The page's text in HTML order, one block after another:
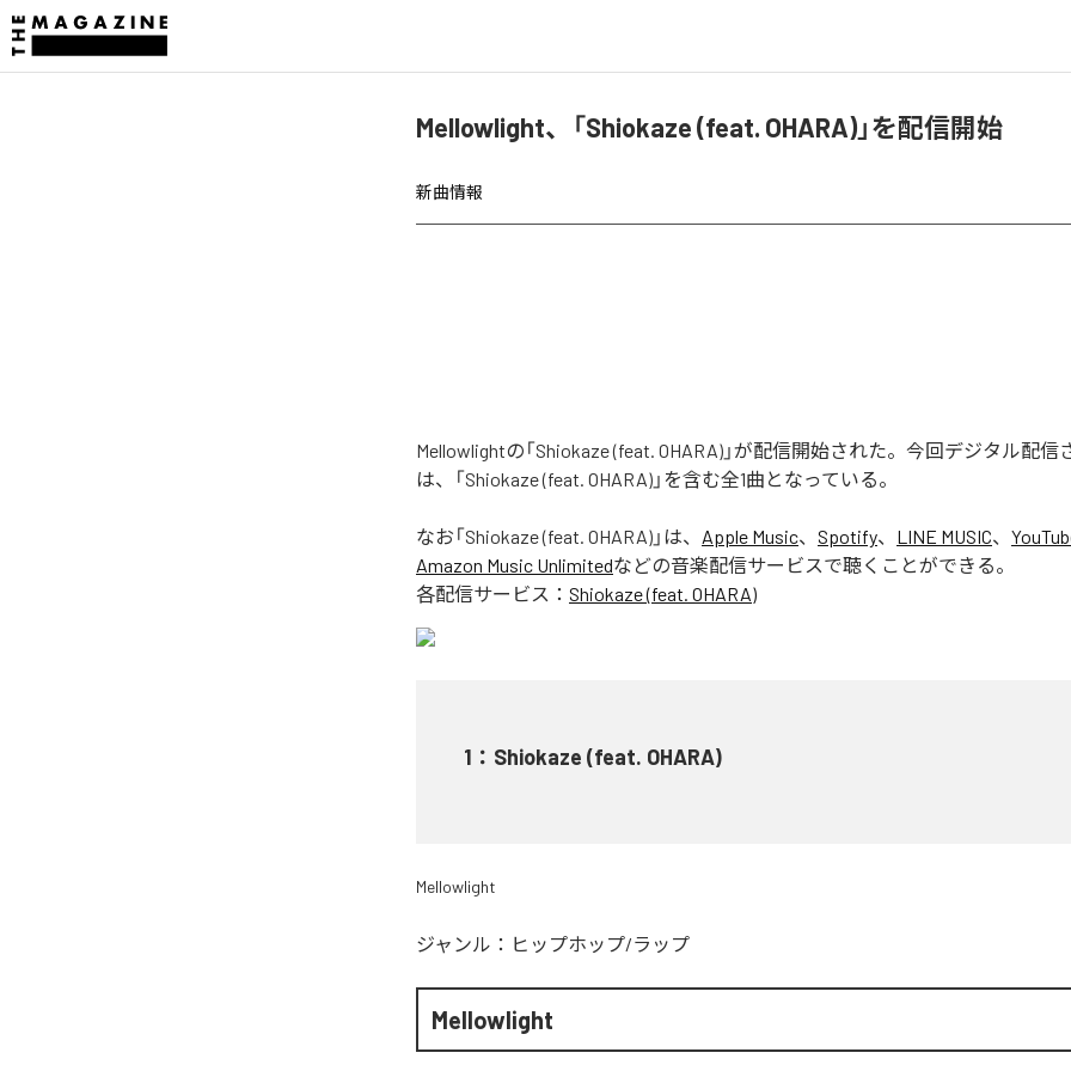
Mellowlight、「Shiokaze (feat. OHARA)」を配信開始
新曲情報
Mellowlightの「Shiokaze (feat. OHARA)」が配信開始された。今回デジタル配信
は、「Shiokaze (feat. OHARA)」を含む全1曲となっている。
なお「Shiokaze (feat. OHARA) 」は、 Apple Music、 Spotify、 LINE MUSIC、
Amazon Music Unlimitedなどの音楽配信サービスで聴くことができる。
各配信サービス： Shiokaze (feat. OHARA)
1 ： Shiokaze (feat. OHARA)
Mellowlight
ジャンル： ヒップホップ/ラップ
Mellowlight